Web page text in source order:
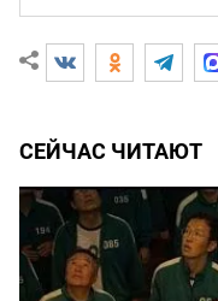
СЕЙЧАС ЧИТАЮТ